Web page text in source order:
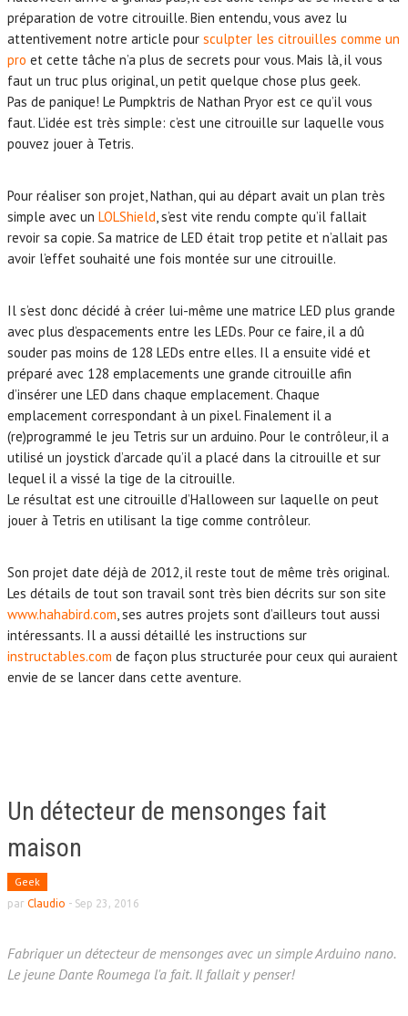
préparation de votre citrouille. Bien entendu, vous avez lu
attentivement notre article pour sculpter les citrouilles comme un
pro et cette tâche n’a plus de secrets pour vous. Mais là, il vous
faut un truc plus original, un petit quelque chose plus geek.
Pas de panique! Le Pumpktris de Nathan Pryor est ce qu’il vous
faut. L’idée est très simple: c’est une citrouille sur laquelle vous
pouvez jouer à Tetris.
Pour réaliser son projet, Nathan, qui au départ avait un plan très
simple avec un LOLShield , s’est vite rendu compte qu’il fallait
revoir sa copie. Sa matrice de LED était trop petite et n’allait pas
avoir l’effet souhaité une fois montée sur une citrouille.
Il s’est donc décidé à créer lui-même une matrice LED plus grande
avec plus d’espacements entre les LEDs. Pour ce faire, il a dû
souder pas moins de 128 LEDs entre elles. Il a ensuite vidé et
préparé avec 128 emplacements une grande citrouille afin
d’insérer une LED dans chaque emplacement. Chaque
emplacement correspondant à un pixel. Finalement il a
(re)programmé le jeu Tetris sur un arduino. Pour le contrôleur, il a
utilisé un joystick d’arcade qu’il a placé dans la citrouille et sur
lequel il a vissé la tige de la citrouille.
Le résultat est une citrouille d’Halloween sur laquelle on peut
jouer à Tetris en utilisant la tige comme contrôleur.
Son projet date déjà de 2012, il reste tout de même très original.
Les détails de tout son travail sont très bien décrits sur son site
www.hahabird.com , ses autres projets sont d’ailleurs tout aussi
intéressants. Il a aussi détaillé les instructions sur
instructables.com de façon plus structurée pour ceux qui auraient
envie de se lancer dans cette aventure.
Un détecteur de mensonges fait
maison
Geek
par Claudio - Sep 23, 2016
Fabriquer un détecteur de mensonges avec un simple Arduino nano.
Le jeune Dante Roumega l'a fait. Il fallait y penser!